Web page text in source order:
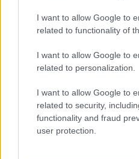
I want to allow Google to
related to functionality of
I want to allow Google to
related to personalization.
I want to allow Google to
related to security,
functionality and fraud
user protection.
idei virtuális rally